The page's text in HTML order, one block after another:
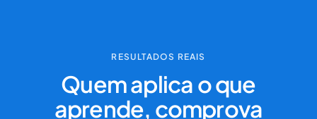
RESULTADOS REAIS
Quem aplica o que
aprende, comprova